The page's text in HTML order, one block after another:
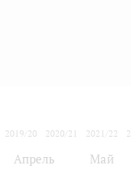
2019/20
2020/21 2021/22
Апрель Май